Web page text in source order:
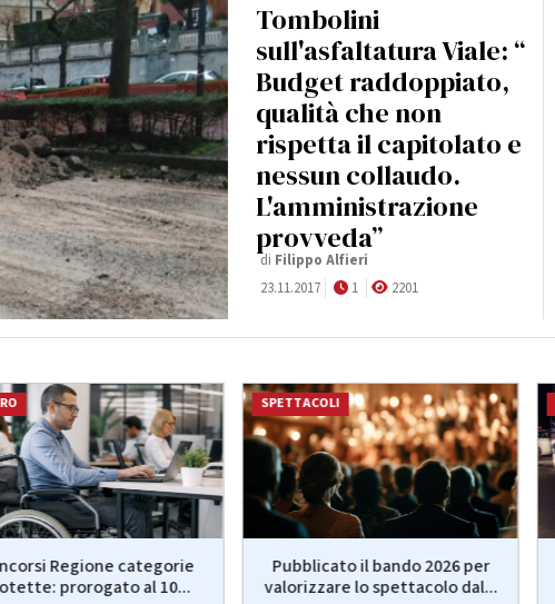
Tombolini
sull'asfaltatura Viale: “
Budget raddoppiato,
qualità che non
rispetta il capitolato e
nessun collaudo.
L'amministrazione
provveda”
di Filippo Alfieri
23.11.2017
1 2201
Regione categorie
prorogato al 10...
SPETTACOLI
Pubblicato il bando 2026 per
valorizzare lo spettacolo dal...